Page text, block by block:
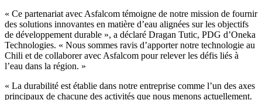
« Ce partenariat avec Asfalcom témoigne de notre mission de fournir
des solutions innovantes en matière d’eau alignées sur les objectifs
de développement durable », a déclaré Dragan Tutic, PDG d’Oneka
Technologies. « Nous sommes ravis d’apporter notre technologie au
Chili et de collaborer avec Asfalcom pour relever les défis liés à
l’eau dans la région. »
« La durabilité est établie dans notre entreprise comme l’un des axes
principaux de chacune des activités que nous menons actuellement.